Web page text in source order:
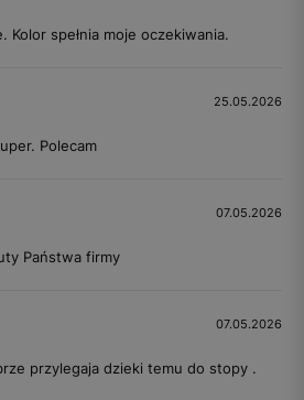
Kolor spełnia moje oczekiwania.
25.05.2026
Polecam
07.05.2026
Państwa firmy
07.05.2026
przylegaja dzieki temu do stopy .